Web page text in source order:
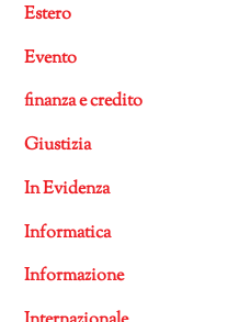
Estero
Evento
finanza e credito
Giustizia
In Evidenza
Informatica
Informazione